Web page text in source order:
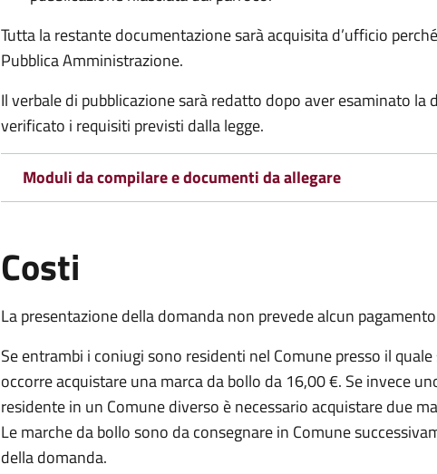
Tutta la restante documentazione sarà acquisita d’ufficio
Pubblica Amministrazione.
Il verbale di pubblicazione sarà redatto dopo aver esaminato la
verificato i requisiti previsti dalla legge.
Moduli da compilare e documenti da allegare
Costi
La presentazione della domanda non prevede alcun
Se entrambi i coniugi sono residenti nel Comune presso il
occorre acquistare una marca da bollo da 16,00 €. Se invece
residente in un Comune diverso è necessario acquistare due
Le marche da bollo sono da consegnare in Comune
della domanda.